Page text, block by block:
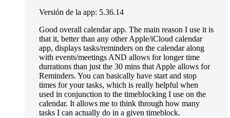
Versión de la app: 5.36.14
Good overall calendar app. The main reason I use it is
that it, better than any other Apple/iCloud calendar
app, displays tasks/reminders on the calendar along
with events/meetings AND allows for longer time
durrations than just the 30 mins that Apple allows for
Reminders. You can basically have start and stop
times for your tasks, which is really helpful when
used in conjunction to the timeblocking I use on the
calendar. It allows me to think through how many
tasks I can actually do in a given timeblock.